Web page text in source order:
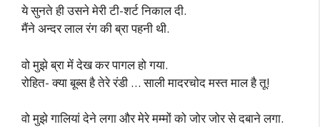
ये सुनते ही उसने मेरी टी-शर्ट निकाल दी.
मैंने अन्दर लाल रंग की ब्रा पहनी थी.
वो मुझे ब्रा में देख कर पागल हो गया.
रोहित- क्या बूब्स है तेरे रंडी … साली मादरचोद मस्त माल है तू!
वो मुझे गालियां देने लगा और मेरे मम्मों को जोर जोर से दबाने लगा.